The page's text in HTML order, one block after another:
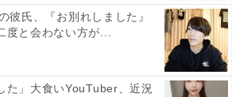
彼氏、『お別れしました』
度と会わない方が...
た」大食いYouTuber、近況